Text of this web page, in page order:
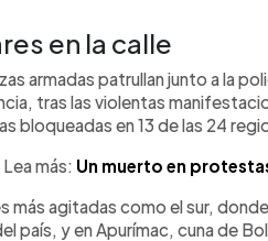
en la calle
armadas patrullan junto a la
tras las violentas
bloqueadas en 13 de las 24
Lea más: Un muerto en
más agitadas como el sur,
país, y en Apurímac, cuna de